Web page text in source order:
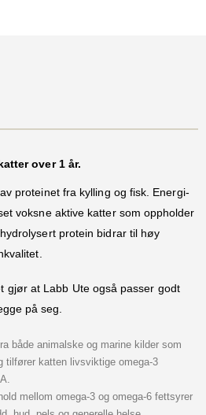
over 1 år.
proteinet fra kylling og fisk. Energi-
voksne aktive katter som oppholder
protein bidrar til høy
gjør at Labb Ute også passer godt
på seg.
både animalske og marine kilder som
tilfører katten livsviktige omega-3
mellom omega-3 og omega-6 fettsyrer